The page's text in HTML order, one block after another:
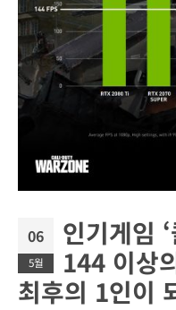
06
5월
인기게임
144 이상
최후의 1인이